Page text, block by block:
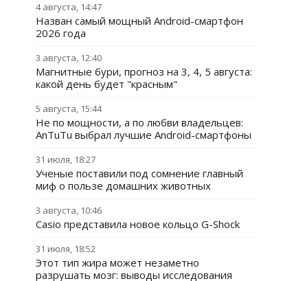
4 августа, 14:47
Назван самый мощный Android-смартфон
2026 года
3 августа, 12:40
Магнитные бури, прогноз на 3, 4, 5 августа:
какой день будет "красным"
5 августа, 15:44
Не по мощности, а по любви владельцев:
AnTuTu выбрал лучшие Android-смартфоны
31 июля, 18:27
Ученые поставили под сомнение главный
миф о пользе домашних животных
3 августа, 10:46
Casio представила новое кольцо G-Shock
31 июля, 18:52
Этот тип жира может незаметно
разрушать мозг: выводы исследования